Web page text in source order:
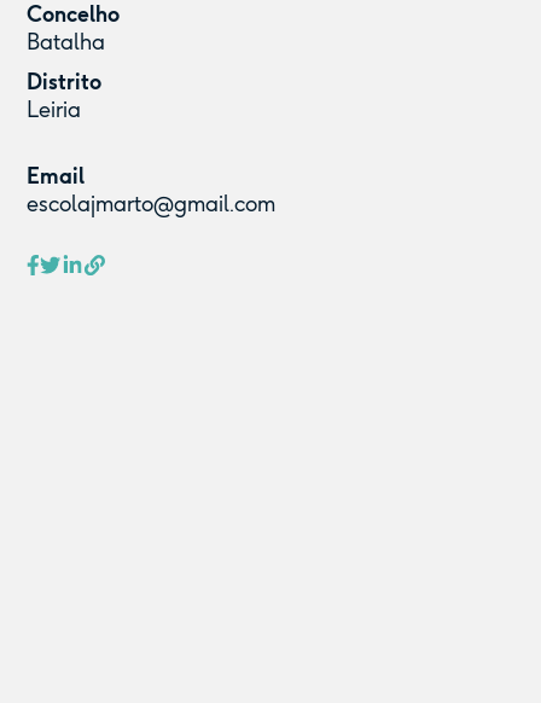
Concelho
Batalha
Distrito
Leiria
Email
escolajmarto@gmail.com